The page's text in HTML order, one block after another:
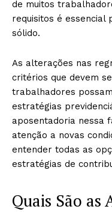
de muitos
requisitos é essencial
sólido.
As alterações nas
critérios que devem
trabalhadores
estratégias
aposentadoria nessa
atenção a novas
entender todas as
estratégias de
Quais São